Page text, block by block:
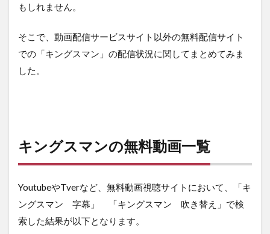
もしれません。
そこで、動画配信サービスサイト以外の無料配信サイト
での「キングスマン」の配信状況に関してまとめてみま
した。
キングスマンの無料動画一覧
YoutubeやTverなど、無料動画視聴サイトにおいて、「キ
ングスマン 字幕」 「キングスマン 吹き替え」で検
索した結果が以下となります。